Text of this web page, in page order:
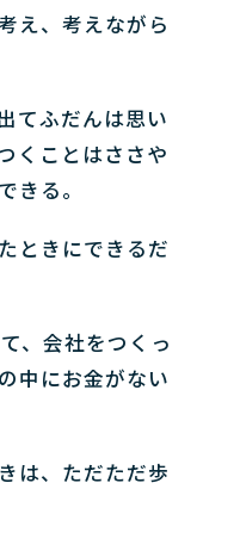
え、考えながら
てふだんは思い
くことはささや
きる。
ときにできるだ
、会社をつくっ
中にお金がない
は、ただただ歩